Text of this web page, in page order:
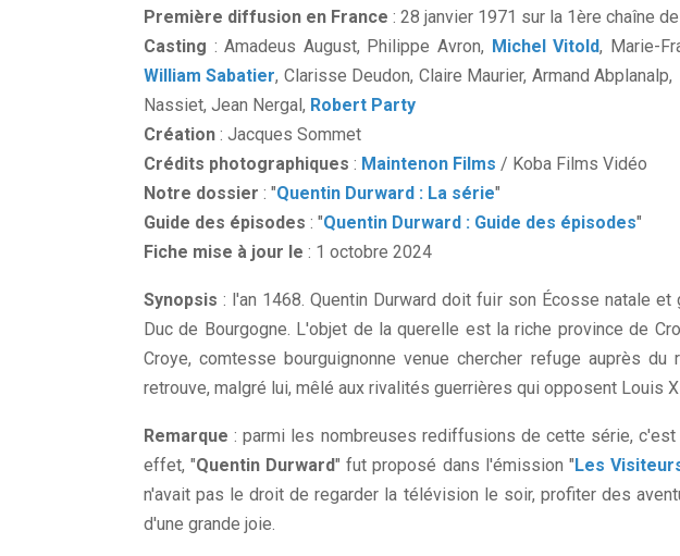
Première diffusion en France : 28 janvier 1971 sur la 1ère chaîne
Casting :Amadeus August, Philippe Avron, Michel Vitold, Marie-
William Sabatier, Clarisse Deudon, Claire Maurier, Armand
Nassiet, Jean Nergal, Robert Party
Création : Jacques Sommet
Crédits photographiques : Maintenon Films / Koba Films Vidéo
Notre dossier : "Quentin Durward : La série"
Guide des épisodes : "Quentin Durward : Guide des épisodes"
Fiche mise à jour le : 1 octobre 2024
Synopsis : l'an 1468. Quentin Durward doit fuir son Écosse natale
Duc de Bourgogne. L'objet de la querelle est la riche province de
Croye, comtesse bourguignonne venue chercher refuge auprès
retrouve, malgré lui, mêlé aux rivalités guerrières qui opposent Louis
Remarque : parmi les nombreuses rediffusions de cette série,
effet, "Quentin Durward" fut proposé dans l'émission "Les
n'avait pas le droit de regarder la télévision le soir, profiter des
d'une grande joie.